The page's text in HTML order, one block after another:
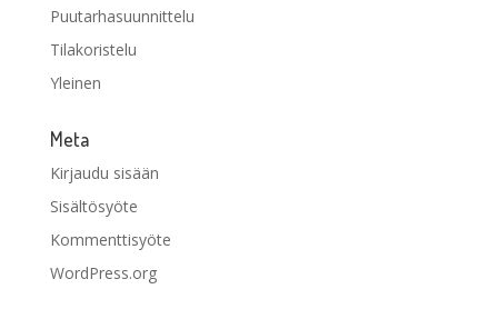
Puutarhasuunnittelu
Tilakoristelu
Yleinen
Meta
Kirjaudu sisään
Sisältösyöte
Kommenttisyöte
WordPress.org